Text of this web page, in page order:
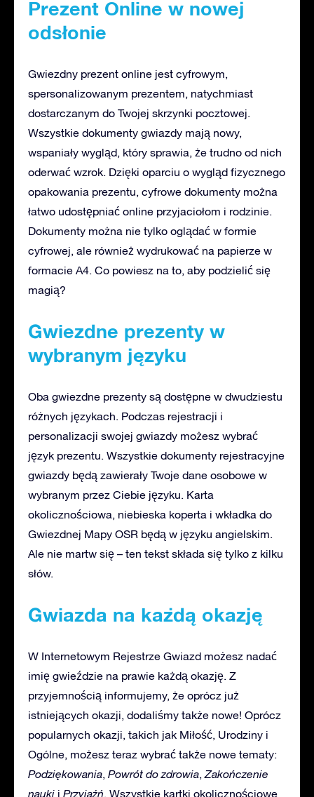
Prezent Online w nowej
odsłonie
Gwiezdny prezent online jest cyfrowym,
spersonalizowanym prezentem, natychmiast
dostarczanym do Twojej skrzynki pocztowej.
Wszystkie dokumenty gwiazdy mają nowy,
wspaniały wygląd, który sprawia, że trudno od nich
oderwać wzrok. Dzięki oparciu o wygląd fizycznego
opakowania prezentu, cyfrowe dokumenty można
łatwo udostępniać online przyjaciołom i rodzinie.
Dokumenty można nie tylko oglądać w formie
cyfrowej, ale również wydrukować na papierze w
formacie A4. Co powiesz na to, aby podzielić się
magią?
Gwiezdne prezenty w
wybranym języku
Oba gwiezdne prezenty są dostępne w dwudziestu
różnych językach. Podczas rejestracji i
personalizacji swojej gwiazdy możesz wybrać
język prezentu. Wszystkie dokumenty rejestracyjne
gwiazdy będą zawierały Twoje dane osobowe w
wybranym przez Ciebie języku. Karta
okolicznościowa, niebieska koperta i wkładka do
Gwiezdnej Mapy OSR będą w języku angielskim.
Ale nie martw się – ten tekst składa się tylko z kilku
słów.
Gwiazda na każdą okazję
W Internetowym Rejestrze Gwiazd możesz nadać
imię gwieździe na prawie każdą okazję. Z
przyjemnością informujemy, że oprócz już
istniejących okazji, dodaliśmy także nowe! Oprócz
popularnych okazji, takich jak Miłość, Urodziny i
Ogólne, możesz teraz wybrać także nowe tematy:
Podziękowania, Powrót do zdrowia,Zakończenie
nauki i Przyjaźń. Wszystkie kartki okolicznościowe